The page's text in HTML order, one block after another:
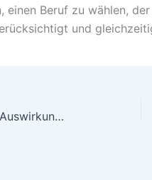
einen Beruf zu wählen,
und
Narzisstischer Vater und die Auswirkungen auf den Sohn: Ein tiefer Blick in die Vater-Sohn-Beziehung